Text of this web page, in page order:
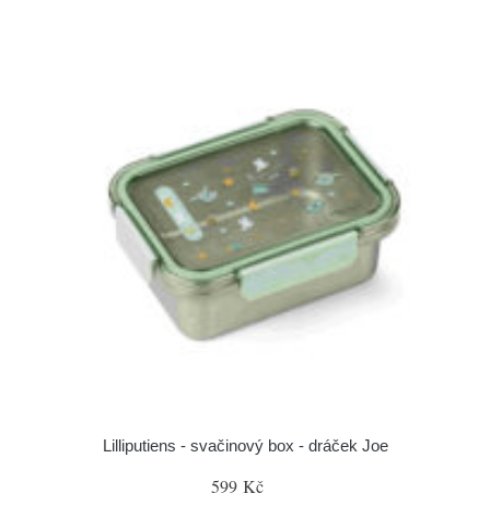
Lilliputiens - svačinový box - dráček Joe
599 Kč